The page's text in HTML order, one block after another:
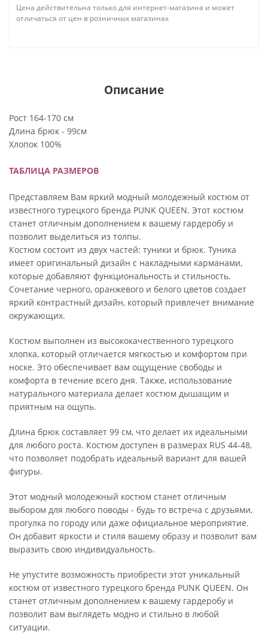
Цена действительна только для интернет-магазина и может
отличаться от цен в розничных магазинах
Описание
Рост 164-170 см
Длина брюк - 99см
Хлопок 100%
ТАБЛИЦА РАЗМЕРОВ
Представляем Вам яркий модный молодежный костюм от
известного турецкого бренда PUNK QUEEN. Этот костюм
станет отличным дополнением к вашему гардеробу и
позволит выделиться из толпы.
Костюм состоит из двух частей: туники и брюк. Туника
имеет оригинальный дизайн с накладными карманами,
которые добавляют функциональность и стильность.
Сочетание черного, оранжевого и белого цветов создает
яркий контрастный дизайн, который привлечет внимание
окружающих.
Костюм выполнен из высококачественного турецкого
хлопка, который отличается мягкостью и комфортом при
носке. Это обеспечивает вам ощущение свободы и
комфорта в течение всего дня. Также, использование
натурального материала делает костюм дышащим и
приятным на ощупь.
Длина брюк составляет 99 см, что делает их идеальными
для любого роста. Костюм доступен в размерах RUS 44-48,
что позволяет подобрать идеальный вариант для вашей
фигуры.
Этот модный молодежный костюм станет отличным
выбором для любого поводы - будь то встреча с друзьями,
прогулка по городу или даже официальное мероприятие.
Он добавит яркости и стиля вашему образу и позволит вам
выразить свою индивидуальность.
Не упустите возможность приобрести этот уникальный
костюм от известного турецкого бренда PUNK QUEEN. Он
станет отличным дополнением к вашему гардеробу и
позволит вам выглядеть модно и стильно в любой
ситуации.